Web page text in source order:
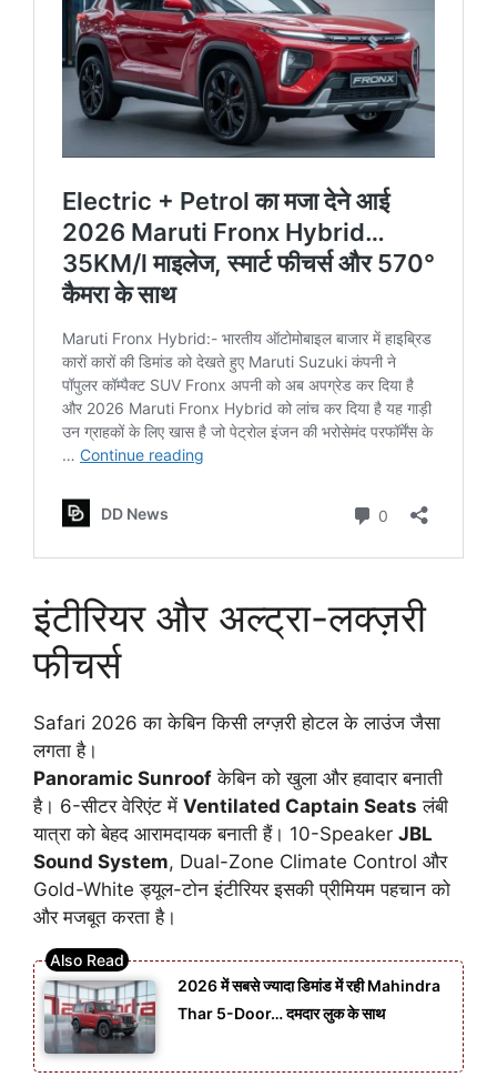
इंटीरियर और अल्ट्रा-लक्ज़री
फीचर्स
Safari 2026 का केबिन किसी लग्ज़री होटल के लाउंज जैसा
लगता है।
Panoramic Sunroof केबिन को खुला और हवादार बनाती
है। 6-सीटर वेरिएंट में Ventilated Captain Seats लंबी
यात्रा को बेहद आरामदायक बनाती हैं। 10-Speaker JBL
Sound System, Dual-Zone Climate Control और
Gold-White ड्यूल-टोन इंटीरियर इसकी प्रीमियम पहचान को
और मजबूत करता है।
2026 में सबसे ज्यादा डिमांड में रही Mahindra
Thar 5-Door… दमदार लुक के साथ